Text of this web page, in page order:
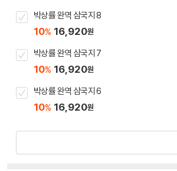
박상률 완역 삼국지 8
10% 16,920원
박상률 완역 삼국지 7
10% 16,920원
박상률 완역 삼국지 6
10% 16,920원